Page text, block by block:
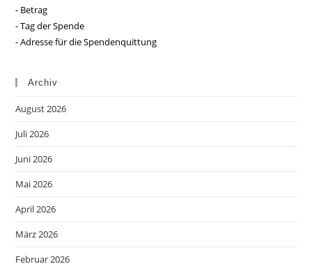
- Betrag
- Tag der Spende
- Adresse für die Spendenquittung
Archiv
August 2026
Juli 2026
Juni 2026
Mai 2026
April 2026
März 2026
Februar 2026